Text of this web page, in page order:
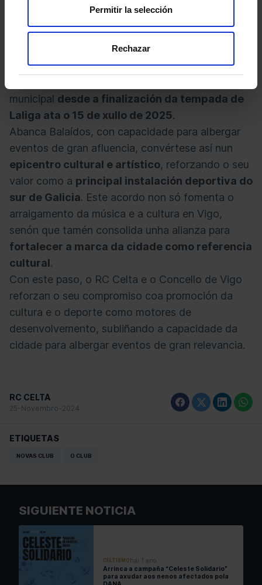
Permitir la selección
Rechazar
concertos no estadio de Abanca Balaídos
presidenta do RC Celta, Marián Mouriño, e o
alcalde de Vigo, Abel Caballero, selaron o
convenio que permitirá á entidade deportiva
municipal desde a finalización da tempada de
Laliga ata o 15 de xullo de 2025.
Abanca Balaídos, con capacidade para albergar
eventos de gran afluencia, convértese así nun
epicentro cultural e artístico, reforzando o seu
valor como a principal instalación deportiva do
sur de Galicia. Este acordo non só fomenta o
arraigamento da música e a cultura en Vigo,
senón que tamén consolida unha alianza para
fortalecer a marca da cidade como referencia
cultural.
Con este paso, o RC Celta e o Concello de Vigo
reforzan o seu compromiso coa promoción da
cultura e o deporte como motores de
desenvolvemento, subliñando a capacidade da
cidade para albergar eventos de gran relevancia.
RC CELTA
25-Novembro-2024
ETIQUETAS
NOVAS CLUB O CLUB
SIGUIENTE NOTICIA
CELTISMO hai 1 ano
Arrinca a campaña “Celeste Solidario”
para axudar aos nenos afectados pola